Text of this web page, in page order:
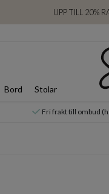
UPP TILL 20%
Bord Stolar
Fri frakt till ombud